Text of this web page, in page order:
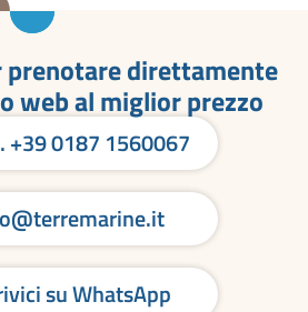
prenotare direttamente
web al miglior prezzo
+39 0187 1560067
su WhatsApp